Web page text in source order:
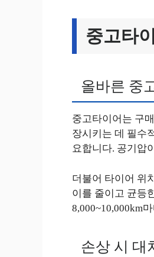
중고타
올바른 중
중고타이어는 구
장시키는 데 필수
요합니다. 공기압
더불어 타이어 위
이를 줄이고 균등
8,000~10,000km
손상 시 대